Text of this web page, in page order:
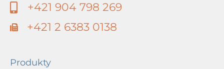
+421 904 798 269
+421 2 6383 0138
Produkty